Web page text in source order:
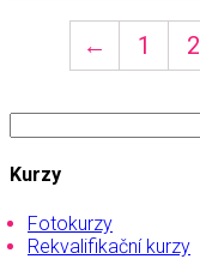
← 1 2
Kurzy
Fotokurzy
Rekvalifikační kurzy